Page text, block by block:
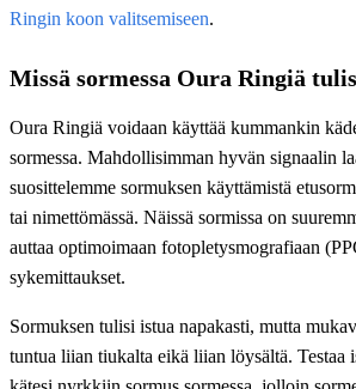
Ringin koon valitsemiseen.
Missä sormessa Oura Ringiä
Oura Ringiä voidaan käyttää kummankin
sormessa. Mahdollisimman hyvän signaalin
suosittelemme sormuksen käyttämistä
tai nimettömässä. Näissä sormissa on
auttaa optimoimaan fotopletysmografiaan
sykemittaukset.
Sormuksen tulisi istua napakasti, mutta
tuntua liian tiukalta eikä liian löysältä. Testaa